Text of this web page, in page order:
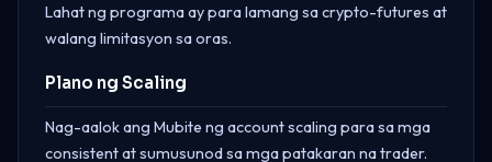
Lahat ng programa ay para lamang sa crypto-futures at
walang limitasyon sa oras.
Plano ng Scaling
Nag-aalok ang Mubite ng account scaling para sa mga
consistent at sumusunod sa mga patakaran na trader.